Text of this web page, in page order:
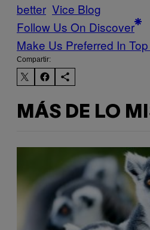
better Vice Blog
Follow Us On Discover
Make Us Preferred In
Compartir:
MÁS DE LO